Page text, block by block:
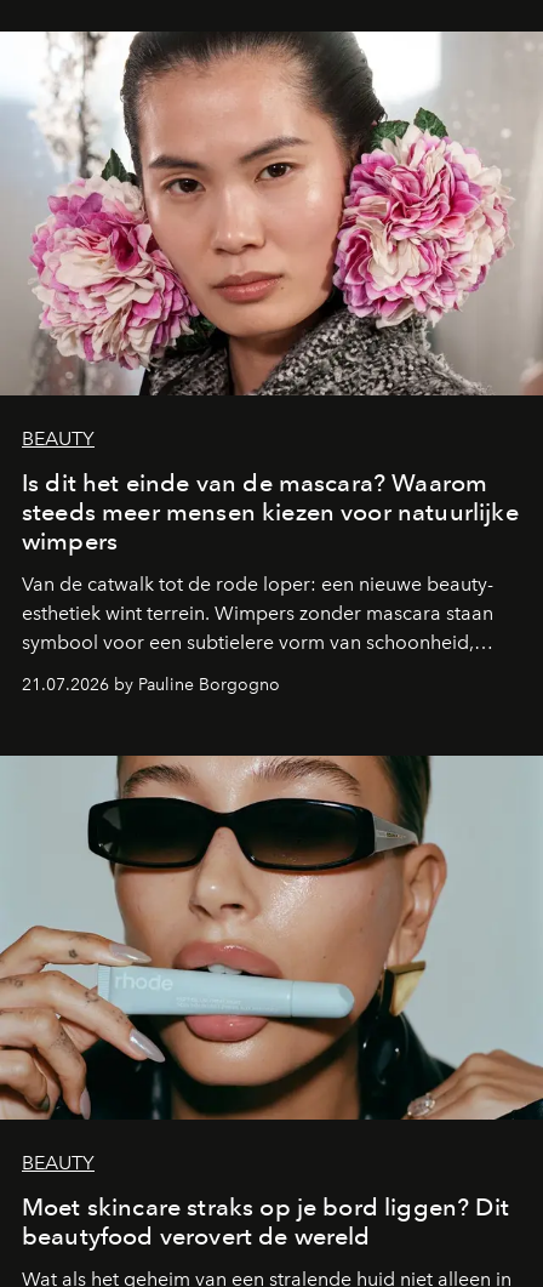
moment van verwondering.
BEAUTY
Is dit het einde van de mascara? Waarom
steeds meer mensen kiezen voor natuurlijke
wimpers
Van de catwalk tot de rode loper: een nieuwe beauty-
esthetiek wint terrein. Wimpers zonder mascara staan
symbool voor een subtielere vorm van schoonheid,
waarin zelfvertrouwen belangrijker is dan een overvloed
aan make-up.
21.07.2026 by Pauline Borgogno
BEAUTY
Moet skincare straks op je bord liggen? Dit
beautyfood verovert de wereld
Wat als het geheim van een stralende huid niet alleen in